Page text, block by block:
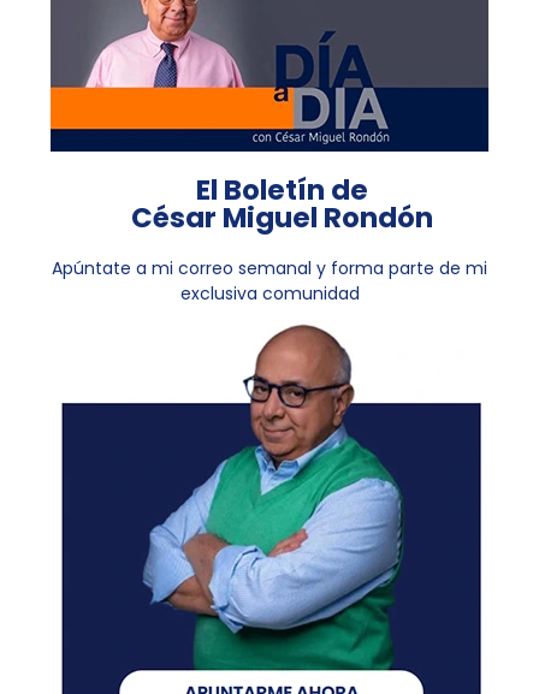
El Boletín de
César Miguel Rondón
Apúntate a mi correo semanal y forma parte de mi
exclusiva comunidad